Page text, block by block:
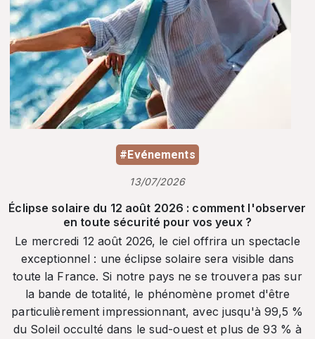
#Evénements
13/07/2026
Éclipse solaire du 12 août 2026 : comment l'observer
en toute sécurité pour vos yeux ?
Le mercredi 12 août 2026, le ciel offrira un spectacle
exceptionnel : une éclipse solaire sera visible dans
toute la France. Si notre pays ne se trouvera pas sur
la bande de totalité, le phénomène promet d'être
particulièrement impressionnant, avec jusqu'à 99,5 %
du Soleil occulté dans le sud-ouest et plus de 93 % à